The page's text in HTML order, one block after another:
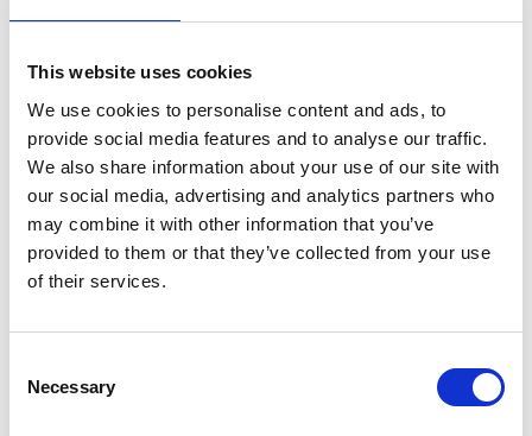
This website uses cookies
We use cookies to personalise content and ads, to
provide social media features and to analyse our traffic.
We also share information about your use of our site with
our social media, advertising and analytics partners who
may combine it with other information that you’ve
provided to them or that they’ve collected from your use
of their services.
Selection
Necessary
Andersen) og få en snak om en ny foreningsløsning –
jeg glæder mig til at høre om jeres ønsker og aktuelle
udfordringer og fortælle om mulighederne med CAMP
365.
Ring på 21 46 14 21 eller send en mail:
sune.knopp@computercamp.dk.
Del opslag: